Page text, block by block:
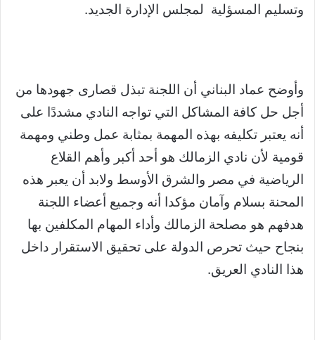
وتسليم المسؤلية لمجلس الإدارة الجديد.
وأوضح عماد البناني أن اللجنة تبذل قصارى جهودها من
أجل حل كافة المشاكل التي تواجه النادي مشددًا على
أنه يعتبر تكليفه بهذه المهمة بمثابة عمل وطني ومهمة
قومية لأن نادي الزمالك هو أحد أكبر وأهم القلاع
الرياضية في مصر والشرق الأوسط ولابد أن يعبر هذه
المحنة بسلام وآمان مؤكدا أنه وجميع أعضاء اللجنة
هدفهم هو مصلحة الزمالك وأداء المهام المكلفين بها
بنجاح حيث تحرص الدولة على تحقيق الاستقرار داخل
هذا النادي العريق.